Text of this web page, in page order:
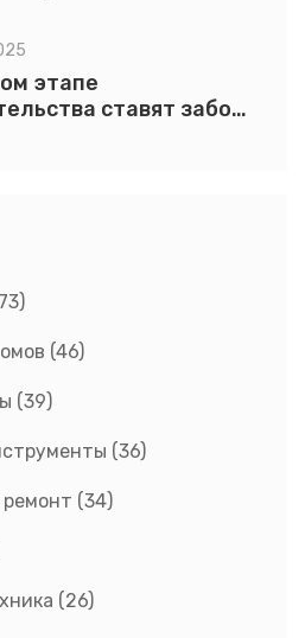
этапе
ставят забор:
(46)
(39)
(36)
(34)
(26)